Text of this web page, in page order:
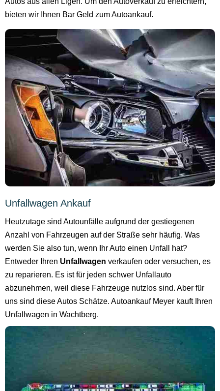
bieten wir Ihnen Bar Geld zum Autoankauf.
Unfallwagen Ankauf
Heutzutage sind Autounfälle aufgrund der gestiegenen
Anzahl von Fahrzeugen auf der Straße sehr häufig. Was
werden Sie also tun, wenn Ihr Auto einen Unfall hat?
Entweder Ihren Unfallwagen verkaufen oder versuchen, es
zu reparieren. Es ist für jeden schwer Unfallauto
abzunehmen, weil diese Fahrzeuge nutzlos sind. Aber für
uns sind diese Autos Schätze. Autoankauf Meyer kauft Ihren
Unfallwagen in Wachtberg.